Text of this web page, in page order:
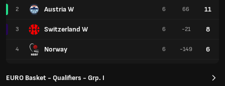
2 Austria W
3 Switzerland W
4 Norway
6 66 11
6 -21 8
6 -149 6
EURO Basket - Qualifiers - Grp. I